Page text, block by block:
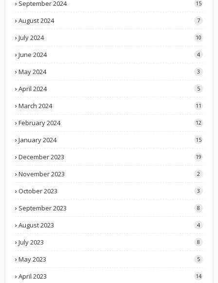
September 2024 15
August 2024 7
July 2024 10
June 2024 4
May 2024 3
April 2024 5
March 2024 11
February 2024 12
January 2024 15
December 2023 19
November 2023 2
October 2023 3
September 2023 8
August 2023 4
July 2023 8
May 2023 5
April 2023 14